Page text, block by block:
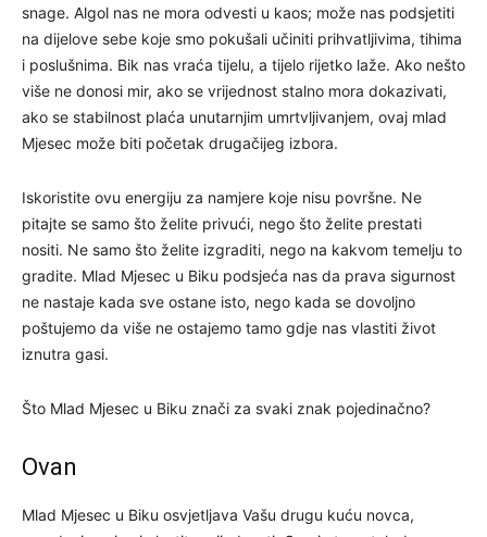
snage. Algol nas ne mora odvesti u kaos; može nas podsjetiti
na dijelove sebe koje smo pokušali učiniti prihvatljivima, tihima
i poslušnima. Bik nas vraća tijelu, a tijelo rijetko laže. Ako nešto
više ne donosi mir, ako se vrijednost stalno mora dokazivati,
ako se stabilnost plaća unutarnjim umrtvljivanjem, ovaj mlad
Mjesec može biti početak drugačijeg izbora.
Iskoristite ovu energiju za namjere koje nisu površne. Ne
pitajte se samo što želite privući, nego što želite prestati
nositi. Ne samo što želite izgraditi, nego na kakvom temelju to
gradite. Mlad Mjesec u Biku podsjeća nas da prava sigurnost
ne nastaje kada sve ostane isto, nego kada se dovoljno
poštujemo da više ne ostajemo tamo gdje nas vlastiti život
iznutra gasi.
Što Mlad Mjesec u Biku znači za svaki znak pojedinačno?
Ovan
Mlad Mjesec u Biku osvjetljava Vašu drugu kuću novca,